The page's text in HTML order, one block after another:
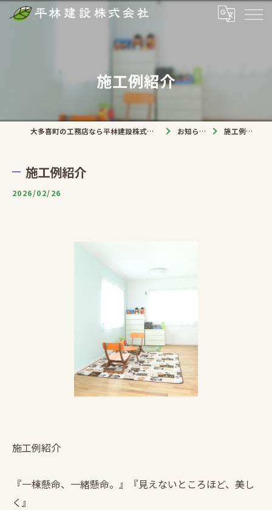
施工例紹介
大多喜町の工務店なら平林建設株式会社 お知らせ 施工例紹介
施工例紹介
2026/02/26
施工例紹介
『一棟懸命、一緒懸命。』『見えないところほど、美し
く』